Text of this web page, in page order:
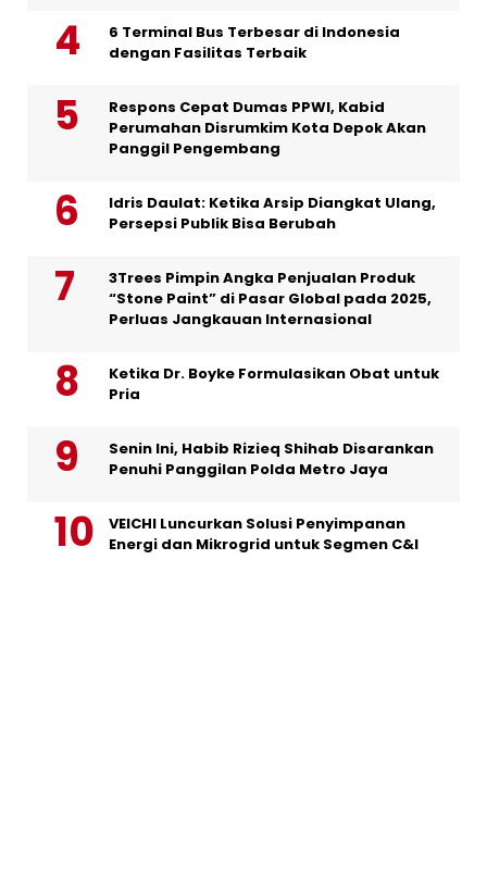
6 Terminal Bus Terbesar di Indonesia
dengan Fasilitas Terbaik
Respons Cepat Dumas PPWI, Kabid
Perumahan Disrumkim Kota Depok Akan
Panggil Pengembang
Idris Daulat: Ketika Arsip Diangkat Ulang,
Persepsi Publik Bisa Berubah
3Trees Pimpin Angka Penjualan Produk
“Stone Paint” di Pasar Global pada 2025,
Perluas Jangkauan Internasional
Ketika Dr. Boyke Formulasikan Obat untuk
Pria
Senin Ini, Habib Rizieq Shihab Disarankan
Penuhi Panggilan Polda Metro Jaya
VEICHI Luncurkan Solusi Penyimpanan
Energi dan Mikrogrid untuk Segmen C&I